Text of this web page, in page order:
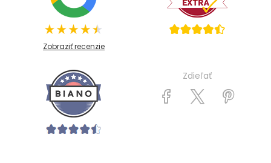
Zobraziť recenzie
Zdieľať